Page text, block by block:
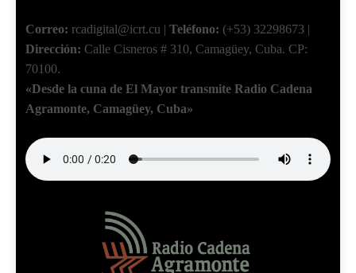
Correo: rcadigital@icrt.cu | Teléfono: (+53) 32298673 |
Dirección: Calle Cisneros # 310, Camagüey, Cuba. CP:
70100.
«Desde la cuna de El Mayor transmite Radio Cadena
Agramonte, Camagüey, Cuba»